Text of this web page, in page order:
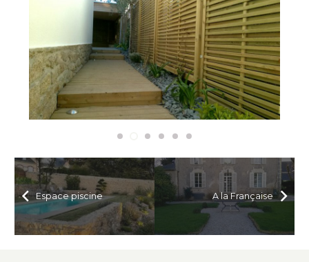
Espace piscine A la Française